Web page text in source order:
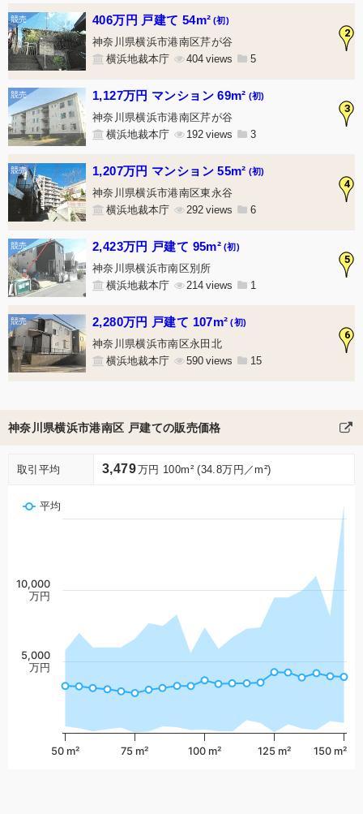
2
406万円 戸建て 54m² (初)
神奈川県横浜市港南区芹が谷
横浜地裁本庁
404 5
3
1,127万円 マンション 69m² (初)
神奈川県横浜市港南区芹が谷
横浜地裁本庁
192 3
4
1,207万円 マンション 55m² (初)
神奈川県横浜市港南区東永谷
横浜地裁本庁
292 6
5
2,423万円 戸建て 95m² (初)
神奈川県横浜市南区別所
横浜地裁本庁
214 1
6
2,280万円 戸建て 107m² (初)
神奈川県横浜市南区永田北
横浜地裁本庁
590 15
神奈川県横浜市港南区 戸建ての販売価格
取引平均 3,479万円 100m² (34.8万円／m²)
平均
50 m² 75 m² 100 m² 125 m² 150 m²
5,000
万円
10,000
万円